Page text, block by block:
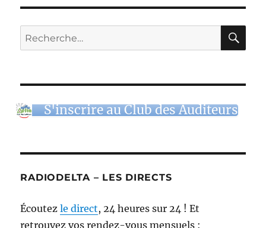
Recherche
pour :
S'inscrire au Club des Auditeurs
RADIODELTA – LES DIRECTS
Écoutezle direct, 24 heures sur 24 ! Et
retrouvez vos rendez-vous mensuels :